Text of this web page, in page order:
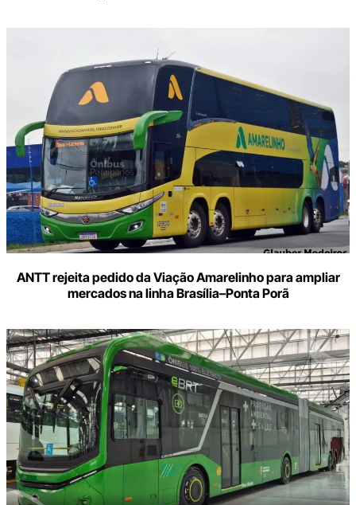
ANTT rejeita pedido da Viação Amarelinho para ampliar
mercados na linha Brasília–Ponta Porã